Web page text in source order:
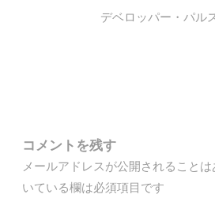
デベロッパー・パル
コメントを残す
メールアドレスが公開されることは
いている欄は必須項目です